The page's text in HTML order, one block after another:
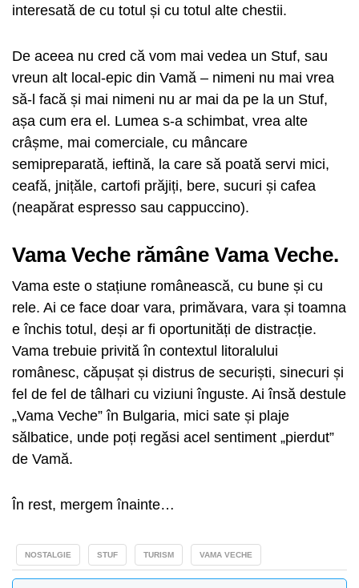
interesată de cu totul și cu totul alte chestii.
De aceea nu cred că vom mai vedea un Stuf, sau
vreun alt local-epic din Vamă – nimeni nu mai vrea
să-l facă și mai nimeni nu ar mai da pe la un Stuf,
așa cum era el. Lumea s-a schimbat, vrea alte
crâșme, mai comerciale, cu mâncare
semipreparată, ieftină, la care să poată servi mici,
ceafă, jnițăle, cartofi prăjiți, bere, sucuri și cafea
(neapărat espresso sau cappuccino).
Vama Veche rămâne Vama Veche.
Vama este o stațiune românească, cu bune și cu
rele. Ai ce face doar vara, primăvara, vara și toamna
e închis totul, deși ar fi oportunități de distracție.
Vama trebuie privită în contextul litoralului
românesc, căpușat și distrus de securiști, sinecuri și
fel de fel de tâlhari cu viziuni înguste. Ai însă destule
„Vama Veche” în Bulgaria, mici sate și plaje
sălbatice, unde poți regăsi acel sentiment „pierdut”
de Vamă.
În rest, mergem înainte…
NOSTALGIE STUF TURISM VAMA VECHE